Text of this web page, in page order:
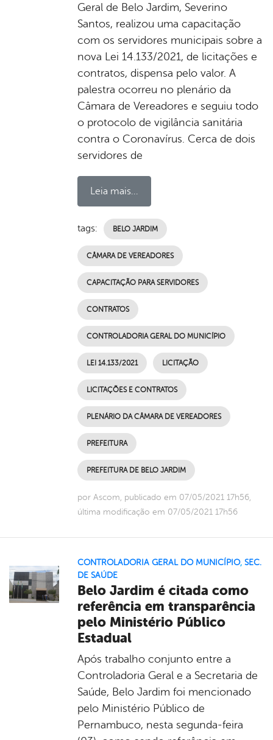
Geral de Belo Jardim, Severino
Santos, realizou uma capacitação
com os servidores municipais sobre a
nova Lei 14.133/2021, de licitações e
contratos, dispensa pelo valor. A
palestra ocorreu no plenário da
Câmara de Vereadores e seguiu todo
o protocolo de vigilância sanitária
contra o Coronavírus. Cerca de dois
servidores de
Leia mais...
tags: BELO JARDIM
CÂMARA DE VEREADORES
CAPACITAÇÃO PARA SERVIDORES
CONTRATOS
CONTROLADORIA GERAL DO MUNICÍPIO
LEI 14.133/2021 LICITAÇÃO
LICITAÇÕES E CONTRATOS
PLENÁRIO DA CÂMARA DE VEREADORES
PREFEITURA
PREFEITURA DE BELO JARDIM
por Ascom, publicado em 07/05/2021 17h56,
última modificação em 07/05/2021 17h56
CONTROLADORIA GERAL DO MUNICÍPIO, SEC.
DE SAÚDE
Belo Jardim é citada como
referência em transparência
pelo Ministério Público
Estadual
Após trabalho conjunto entre a
Controladoria Geral e a Secretaria de
Saúde, Belo Jardim foi mencionado
pelo Ministério Público de
Pernambuco, nesta segunda-feira